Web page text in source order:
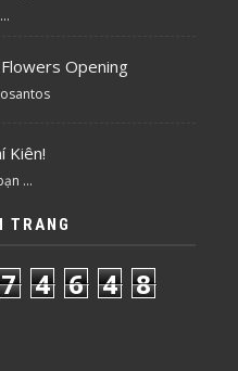
Opening
Kiên!
...
TRANG
7 4 6 4 8